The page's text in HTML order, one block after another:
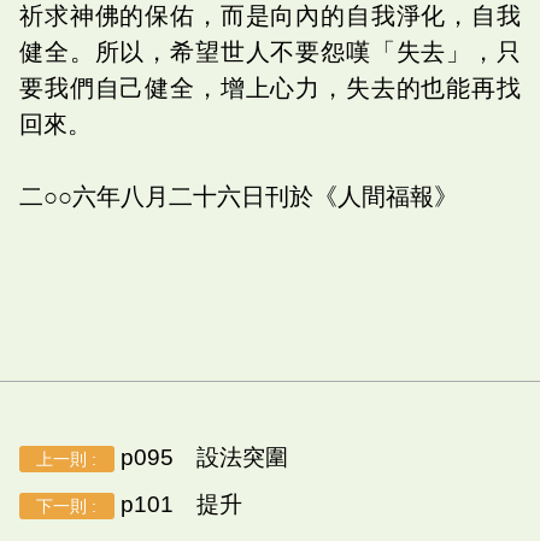
祈求神佛的保佑，而是向內的自我淨化，自我
健全。所以，希望世人不要怨嘆「失去」，只
要我們自己健全，增上心力，失去的也能再找
回來。
二○○六年八月二十六日刊於《人間福報》
上一則 : p095 設法突圍
下一則 : p101 提升